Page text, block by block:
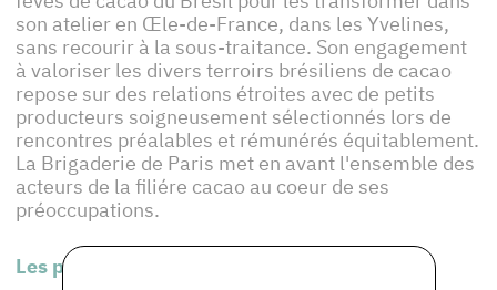
son atelier en Œle-de-France, dans les Yvelines,
sans recourir à la sous-traitance. Son engagement
à valoriser les divers terroirs brésiliens de cacao
repose sur des relations étroites avec de petits
producteurs soigneusement sélectionnés lors de
rencontres préalables et rémunérés équitablement.
La Brigaderie de Paris met en avant l'ensemble des
acteurs de la filiére cacao au coeur de ses
préoccupations.
Les produits de cet adhérent :